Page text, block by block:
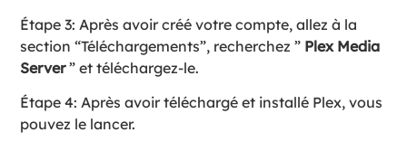
Étape 3: Après avoir créé votre compte, allez à la
section “Téléchargements”, recherchez ” Plex Media
Server” et téléchargez-le.
Étape 4: Après avoir téléchargé et installé Plex, vous
pouvez le lancer.